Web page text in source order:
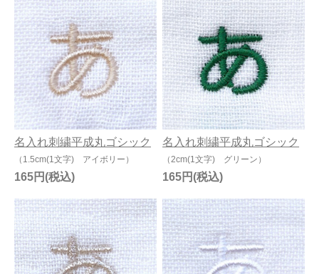
名入れ刺繍平成丸ゴシック
（1.5cm(1文字) アイボリー）
165円
名入れ刺繍平成丸ゴシック
（2cm(1文字) グリーン）
165円